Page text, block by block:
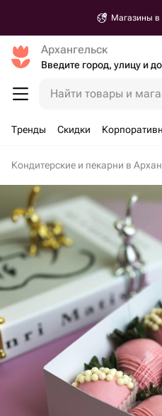
Магазины в
Архангельск
Найти товары и
Тренды Скидки
Кондитерские и пекарни в